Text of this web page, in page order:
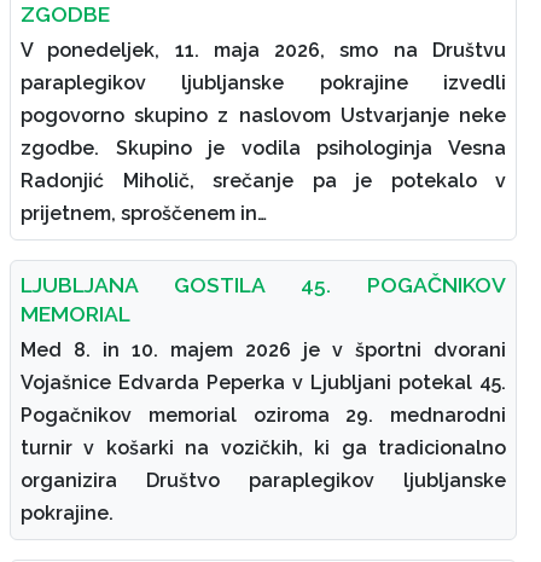
ZGODBE
V ponedeljek, 11. maja 2026, smo na Društvu
paraplegikov ljubljanske pokrajine izvedli
pogovorno skupino z naslovom Ustvarjanje neke
zgodbe. Skupino je vodila psihologinja Vesna
Radonjić Miholič, srečanje pa je potekalo v
prijetnem, sproščenem in…
LJUBLJANA GOSTILA 45. POGAČNIKOV
MEMORIAL
Med 8. in 10. majem 2026 je v športni dvorani
Vojašnice Edvarda Peperka v Ljubljani potekal 45.
Pogačnikov memorial oziroma 29. mednarodni
turnir v košarki na vozičkih, ki ga tradicionalno
organizira Društvo paraplegikov ljubljanske
pokrajine.